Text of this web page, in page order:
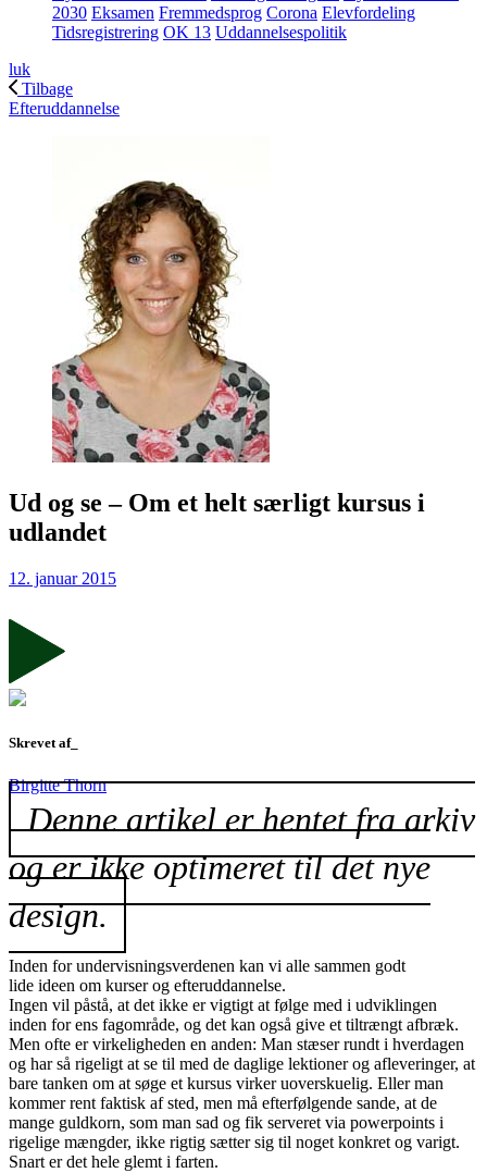
2030 Eksamen Fremmedsprog Corona Elevfordeling
Tidsregistrering OK 13 Uddannelsespolitik
luk
Tilbage
Efteruddannelse
Ud og se – Om et helt særligt kursus i
udlandet
12. januar 2015
Skrevet af_
Birgitte Thorn
Denne artikel er hentet fra arkiv
og er ikke optimeret til det nye
design.
Inden for undervisningsverdenen kan vi alle sammen godt
lide ideen om kurser og efteruddannelse.
Ingen vil påstå, at det ikke er vigtigt at følge med i udviklingen
inden for ens fagområde, og det kan også give et tiltrængt afbræk.
Men ofte er virkeligheden en anden: Man stæser rundt i hverdagen
og har så rigeligt at se til med de daglige lektioner og afleveringer, at
bare tanken om at søge et kursus virker uoverskuelig. Eller man
kommer rent faktisk af sted, men må efterfølgende sande, at de
mange guldkorn, som man sad og fik serveret via powerpoints i
rigelige mængder, ikke rigtig sætter sig til noget konkret og varigt.
Snart er det hele glemt i farten.